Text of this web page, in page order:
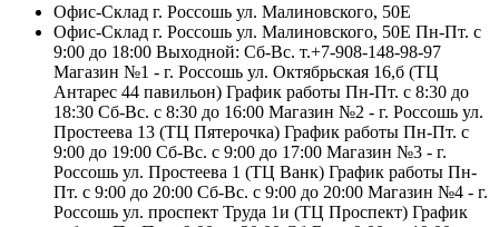
Офис-Склад г. Россошь ул. Малиновского, 50Е
Офис-Склад г. Россошь ул. Малиновского, 50Е Пн-Пт. с
9:00 до 18:00 Выходной: Сб-Вс. т.+7-908-148-98-97
Магазин №1 - г. Россошь ул. Октябрьская 16,б (ТЦ
Антарес 44 павильон) График работы Пн-Пт. с 8:30 до
18:30 Сб-Вс. с 8:30 до 16:00 Магазин №2 - г. Россошь ул.
Простеева 13 (ТЦ Пятерочка) График работы Пн-Пт. с
9:00 до 19:00 Сб-Вс. с 9:00 до 17:00 Магазин №3 - г.
Россошь ул. Простеева 1 (ТЦ Ванк) График работы Пн-
Пт. с 9:00 до 20:00 Сб-Вс. с 9:00 до 20:00 Магазин №4 - г.
Россошь ул. проспект Труда 1и (ТЦ Проспект) График